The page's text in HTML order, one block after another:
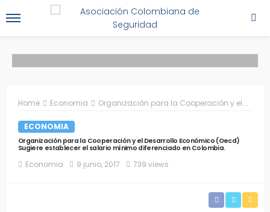
Home Economia Organización para la Cooperación y el Desarrollo Económico (Oecd) Sugiere establecer el salario mínimo diferenciado en Colombia.
ECONOMIA
Organización para la Cooperación y el Desarrollo Económico (Oecd)
Sugiere establecer el salario mínimo diferenciado en Colombia.
Economia 9 junio, 2017 739 views